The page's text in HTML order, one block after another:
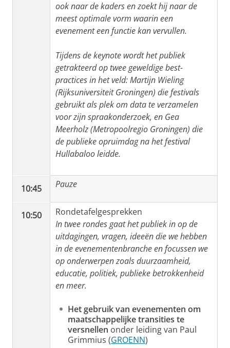
ook naar de kaders en zoekt hij naar de
meest optimale vorm waarin een
evenement een functie kan vervullen.
Tijdens de keynote wordt het publiek
getrakteerd op twee geweldige best-
practices in het veld: Martijn Wieling
(Rijksuniversiteit Groningen) die festivals
gebruikt als plek om data te verzamelen
voor zijn spraakonderzoek, en Gea
Meerholz(Metropoolregio Groningen) die
de publieke opruimdag na het festival
Hullabaloo leidde.
10:45 Pauze
10:50
Rondetafelgesprekken
In twee rondes gaat het publiek in op de
uitdagingen, vragen, ideeën die we hebben
in de evenementenbranche en focussen we
op onderwerpen zoals duurzaamheid,
educatie, politiek, publieke betrokkenheid
en meer.
Het gebruik van evenementen om
maatschappelijke transities te
versnellen onder leiding van Paul
Grimmius (GROENN)